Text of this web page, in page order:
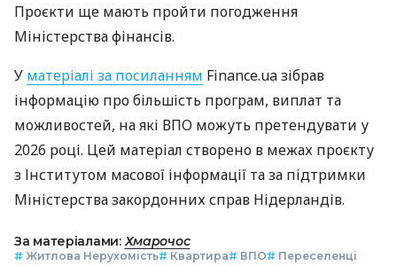
Проєкти ще мають пройти погодження
Міністерства фінансів.
У матеріалі за посиланням Finance.ua зібрав
інформацію про більшість програм, виплат та
можливостей, на які ВПО можуть претендувати у
2026 році. Цей матеріал створено в межах проєкту
з Інститутом масової інформації та за підтримки
Міністерства закордонних справ Нідерландів.
За матеріалами:Хмарочос
# Житлова Нерухомість# Квартира# ВПО# Переселенці